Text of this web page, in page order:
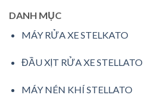
DANH MỤC
MÁY RỬA XE STELKATO
ĐẦU XỊT RỬA XE STELLATO
MÁY NÉN KHÍ STELLATO